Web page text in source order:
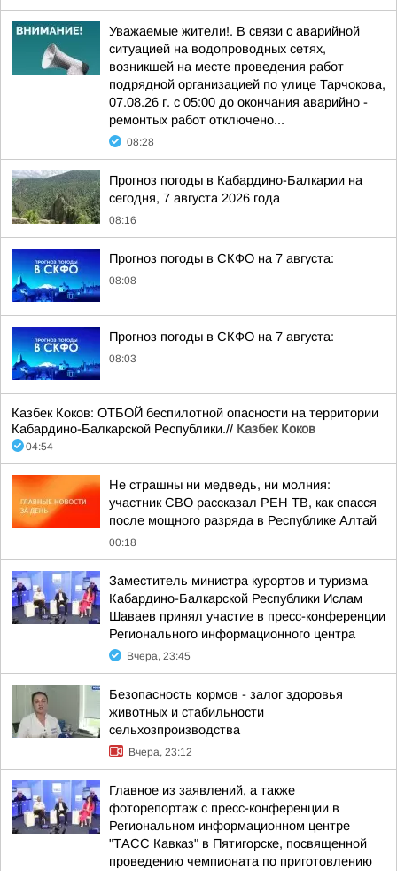
Уважаемые жители!. В связи с аварийной
ситуацией на водопроводных сетях,
возникшей на месте проведения работ
подрядной организацией по улице Тарчокова,
07.08.26 г. с 05:00 до окончания аварийно -
ремонтых работ отключено...
08:28
Прогноз погоды в Кабардино-Балкарии на
сегодня, 7 августа 2026 года
08:16
Прогноз погоды в СКФО на 7 августа:
08:08
Прогноз погоды в СКФО на 7 августа:
08:03
Казбек Коков: ОТБОЙ беспилотной опасности на территории
Кабардино-Балкарской Республики.// Казбек Коков
04:54
Не страшны ни медведь, ни молния:
участник СВО рассказал РЕН ТВ, как спасся
после мощного разряда в Республике Алтай
00:18
Заместитель министра курортов и туризма
Кабардино-Балкарской Республики Ислам
Шаваев принял участие в пресс-конференции
Регионального информационного центра
Вчера, 23:45
Безопасность кормов - залог здоровья
животных и стабильности
сельхозпроизводства
Вчера, 23:12
Главное из заявлений, а также
фоторепортаж с пресс-конференции в
Региональном информационном центре
"ТАСС Кавказ" в Пятигорске, посвященной
проведению чемпионата по приготовлению